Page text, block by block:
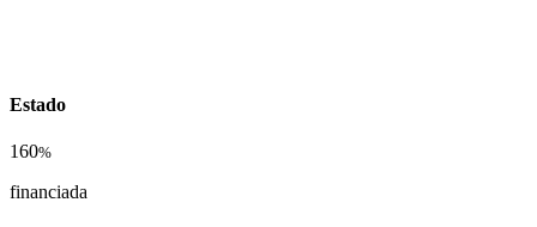
Estado
160%
financiada